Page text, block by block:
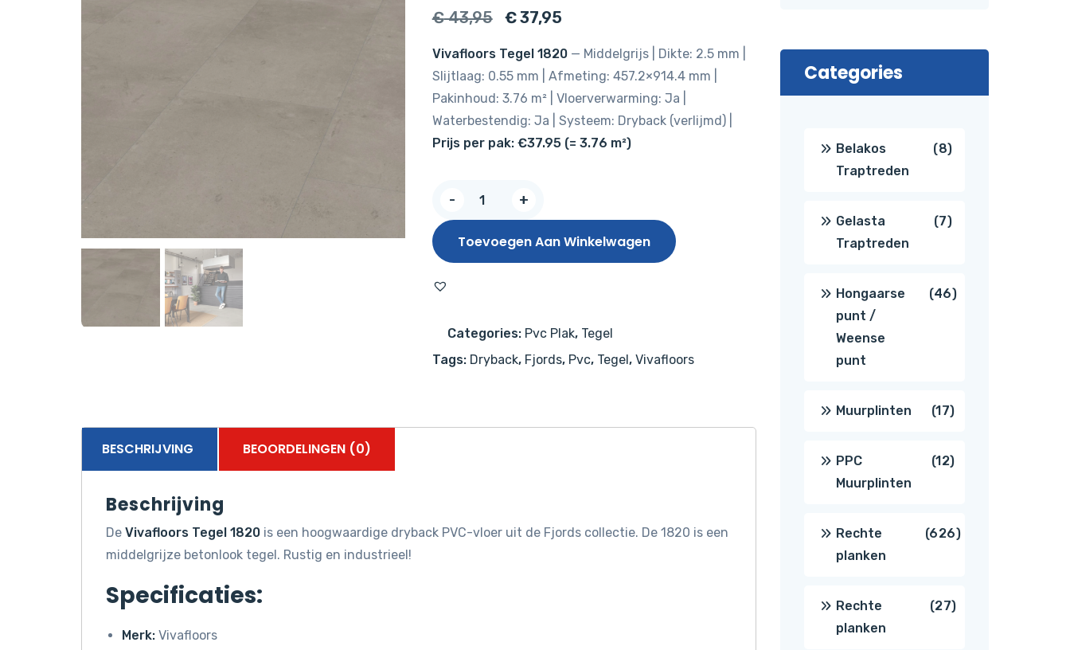
€43,95
Oorspronkelijke
was:
€ 43,95.
€37,95Huidige
is:
€ 37,95.
Vivafloors Tegel 1820— Middelgrijs | Dikte: 2.5 mm |
Slijtlaag: 0.55 mm | Afmeting: 457.2×914.4 mm |
Pakinhoud: 3.76 m² | Vloerverwarming: Ja |
Waterbestendig: Ja | Systeem: Dryback (verlijmd) |
Prijs per pak: €37.95 (= 3.76 m²)
-
1820
aantal
+
Toevoegen Aan Winkelwagen
Categories: Pvc Plak, Tegel
Tags: Dryback, Fjords, Pvc, Tegel, Vivafloors
BESCHRIJVING BEOORDELINGEN (0)
Beschrijving
De Vivafloors Tegel 1820 is een hoogwaardige dryback PVC-vloer uit de Fjords collectie. De 1820 is een
middelgrijze betonlook tegel. Rustig en industrieel!
Specificaties:
Merk: Vivafloors
Categories
Belakos
Traptreden
88
Gelasta
Traptreden
77
Hongaarse
punt /
Weense
punt
4646
Muurplinten 1717
producten
PPC
Muurplinten
1212
Rechte
planken
626626
Rechte
planken
2727